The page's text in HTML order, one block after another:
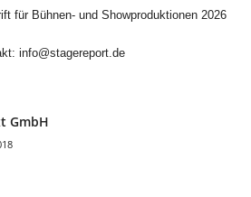
für Bühnen- und Showproduktionen 2026
info@stagereport.de
GmbH